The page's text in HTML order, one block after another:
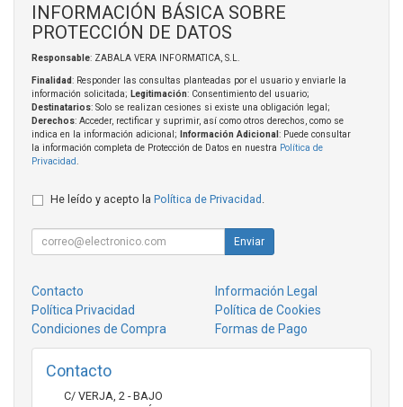
INFORMACIÓN BÁSICA SOBRE
PROTECCIÓN DE DATOS
Responsable: ZABALA VERA INFORMATICA, S.L.
Finalidad: Responder las consultas planteadas por el usuario y enviarle la
información solicitada; Legitimación: Consentimiento del usuario;
Destinatarios: Solo se realizan cesiones si existe una obligación legal;
Derechos: Acceder, rectificar y suprimir, así como otros derechos, como se
indica en la información adicional;
Información Adicional : Puede consultar
la información completa de Protección de Datos en nuestra Política de
Privacidad
He leído y acepto la Política de Privacidad
Enviar
Contacto
Información Legal
Política Privacidad
Política de Cookies
Condiciones de Compra
Formas de Pago
Contacto
C/ VERJA, 2 - BAJO